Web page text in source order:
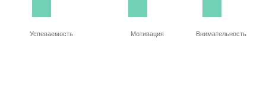
Успеваемость Мотивация Внимательность